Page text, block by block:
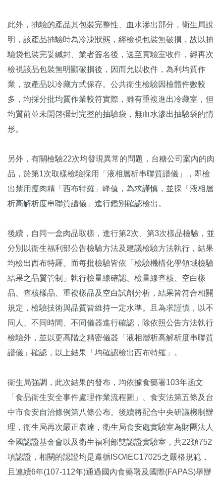
此外，抽驗的產品其包裝完整性、血水滲出部分，衛生局說
明，該產品抽驗時為冷凍狀態，經檢視包裝無破損，故以抽
驗袋包裝完妥緘封、業者簽名後，送至實驗室收件，經再次
檢視該品包裝無明顯破損後，因而允以收件，為利均質作
業，故產品以冷藏方式保存。公共衛生檢驗因檢體件數較
多，均採分批均質作業較符實際，雖有重複進出冷藏室，但
均質前並未開啓彌封完整的抽驗袋，無血水滲出抽驗袋的情
形。
另外，有關檢驗22次均發現異常的問題，台糖公司案內的肉
品，於第1次取樣檢驗採用「液相層析串聯質譜儀」，即檢
出禁用瘦肉精「西布特羅」峰值，為求謹慎，並採「液相層
析高解析度串聯質譜儀」進行鑑別確認檢出。
後續，自同一盒肉品取樣，進行第2次、第3次樣品檢驗，並
分別以衛生福利部公告檢驗方法及建議檢驗方法執行，結果
均檢出西布特羅。而每批檢驗皆依「檢驗機構化學領域檢驗
結果之品質管制」執行檢量線確認、檢量線查核、空白樣
品、查核樣品、重複樣品及空白試劑分析，結果皆符合相關
規定，檢驗技術與品質皆維持一定水準。且為求謹慎，以不
同人、不同時間、不同儀器進行確認，除依照公告方法執行
檢驗外，並以更高階之精密儀器「液相層析高解析度串聯質
譜儀」確認，以上結果「均確認檢出西布特羅」。
衛生局強調，此次結果的發布，均依據食藥署103年函文
「食品衛生安全事件處理作業流程圖」、食安法第五條及台
中市食安自治條例第八條公布。後續將配合中央研議機制辦
理，衛生局再次嚴正表達，衛生局食安處實驗室為財團法人
全國認證基金會以及衛生福利部雙認證實驗室，共22類752
項認證，相關的認證均是遵循ISO/IEC17025之嚴格規範，
且連續6年(107-112年)通過國內食藥署及國際(FAPAS)舉辦